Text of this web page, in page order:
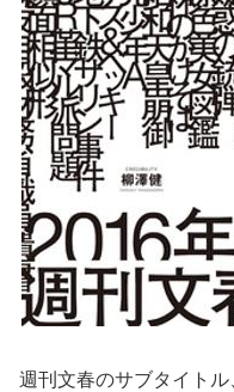
週刊文春のサブタイト